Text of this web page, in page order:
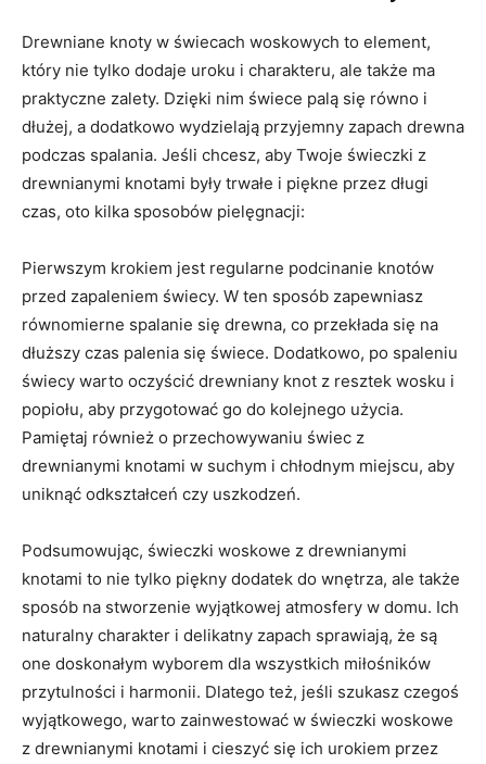
Drewniane knoty w świecach‍ woskowych to element,
który nie tylko dodaje uroku ⁤i charakteru,⁣ ale ⁤także ma
praktyczne zalety. Dzięki nim świece palą ⁤się ​równo i
⁤dłużej, a dodatkowo wydzielają przyjemny⁣ zapach drewna
podczas spalania. Jeśli chcesz, aby Twoje świeczki z
drewnianymi knotami ‍były trwałe ⁣i⁢ piękne ⁢przez​ długi
czas, oto kilka sposobów pielęgnacji:
Pierwszym krokiem ⁤jest regularne podcinanie knotów
przed⁣ zapaleniem świecy. W ten sposób zapewniasz
równomierne spalanie się drewna, co przekłada się⁢ na
dłuższy czas palenia się⁢ świece. Dodatkowo, po spaleniu ​
świecy warto oczyścić drewniany knot​ z ‌resztek‌ wosku i
‌popiołu, aby przygotować go do ‍kolejnego użycia.
Pamiętaj ⁢również o przechowywaniu świec z
drewnianymi⁣ knotami​ w suchym ⁤i⁤ chłodnym⁢ miejscu, aby‍
uniknąć odkształceń czy uszkodzeń.
Podsumowując, świeczki woskowe z drewnianymi
knotami to nie tylko‌ piękny ​dodatek do wnętrza, ‍ale także
sposób na stworzenie wyjątkowej atmosfery ⁤w domu. Ich
naturalny charakter i delikatny​ zapach sprawiają, że są
one doskonałym wyborem dla wszystkich miłośników​
przytulności i harmonii. Dlatego też, ​jeśli​ szukasz czegoś
wyjątkowego, warto zainwestować ​w świeczki woskowe
z drewnianymi ‌knotami i​ cieszyć się ⁤ich urokiem przez